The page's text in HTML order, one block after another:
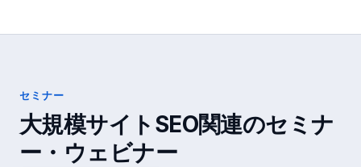
セミナー
大規模サイトSEO関連のセミナ
ー・ウェビナー